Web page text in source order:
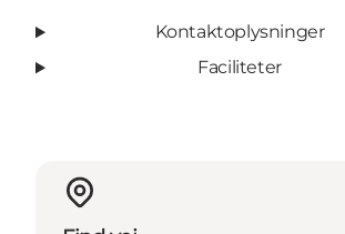
Kontaktoplysninger
Faciliteter